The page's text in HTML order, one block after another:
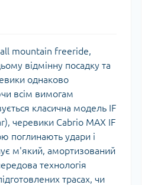
mountain freeride,
відмінну посадку та
однаково
всім вимогам
класична модель IF
черевики Cabrio MAX IF
поглинають удари і
м'який, амортизований
технологія
трасах, чи